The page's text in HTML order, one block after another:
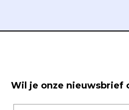
Wil je onze nieuwsbrief